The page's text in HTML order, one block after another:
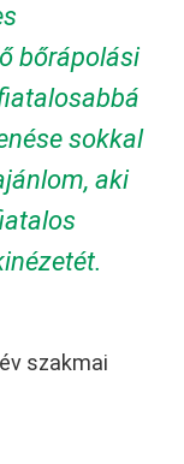
bőrápolási
sokkal
aki
szakmai